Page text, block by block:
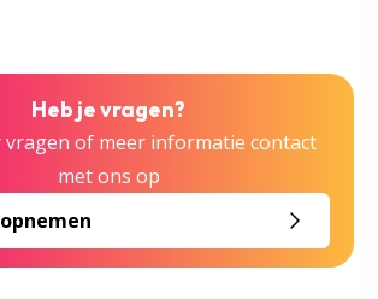
Heb je vragen?
vragen of meer informatie contact
met ons op